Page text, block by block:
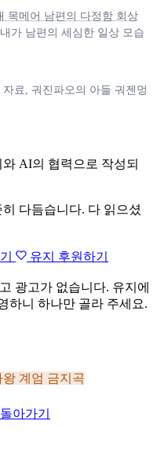
목메어 남편의 다정함 회상
가 남편의 세심한 일상 모습
료, 궈진파오의 아들 궈젠멍
AI의 협력으로 작성되
다듬습니다. 다 읽으셨
유지 후원하기
광고가 없습니다. 유지에
하니 하나만 골라 주세요.
왕 계엄 금지곡
아가기